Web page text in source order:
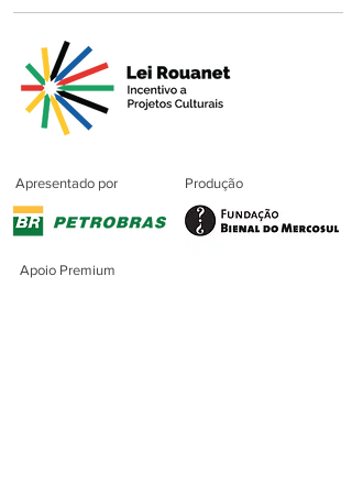
Apresentado por Produção
Apoio Premium